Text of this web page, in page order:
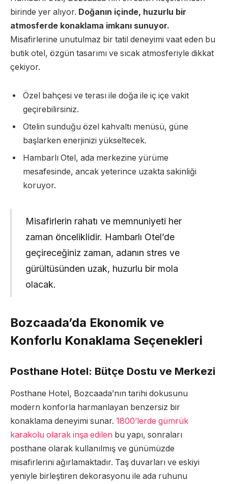
birinde yer alıyor. Doğanın içinde, huzurlu bir
atmosferde konaklama imkanı sunuyor.
Misafirlerine unutulmaz bir tatil deneyimi vaat eden bu
butik otel, özgün tasarımı ve sıcak atmosferiyle dikkat
çekiyor.
Özel bahçesi ve terası ile doğa ile iç içe vakit
geçirebilirsiniz.
Otelin sunduğu özel kahvaltı menüsü, güne
başlarken enerjinizi yükseltecek.
Hambarlı Otel, ada merkezine yürüme
mesafesinde, ancak yeterince uzakta sakinliği
koruyor.
Misafirlerin rahatı ve memnuniyeti her
zaman önceliklidir. Hambarlı Otel’de
geçireceğiniz zaman, adanın stres ve
gürültüsünden uzak, huzurlu bir mola
olacak.
Bozcaada’da Ekonomik ve
Konforlu Konaklama Seçenekleri
Posthane Hotel: Bütçe Dostu ve Merkezi
Posthane Hotel, Bozcaada’nın tarihi dokusunu
modern konforla harmanlayan benzersiz bir
konaklama deneyimi sunar. 1800’lerde gümrük
karakolu olarak inşa edilen bu yapı, sonraları
posthane olarak kullanılmış ve günümüzde
misafirlerini ağırlamaktadır. Taş duvarları ve eskiyi
yeniyle birleştiren dekorasyonu ile ada ruhunu